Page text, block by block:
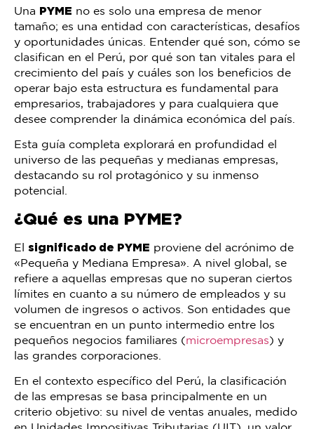
Una PYME no es solo una empresa de menor
tamaño; es una entidad con características, desafíos
y oportunidades únicas. Entender qué son, cómo se
clasifican en el Perú, por qué son tan vitales para el
crecimiento del país y cuáles son los beneficios de
operar bajo esta estructura es fundamental para
empresarios, trabajadores y para cualquiera que
desee comprender la dinámica económica del país.
Esta guía completa explorará en profundidad el
universo de las pequeñas y medianas empresas,
destacando su rol protagónico y su inmenso
potencial.
¿Qué es una PYME?
El significado de PYME proviene del acrónimo de
«Pequeña y Mediana Empresa». A nivel global, se
refiere a aquellas empresas que no superan ciertos
límites en cuanto a su número de empleados y su
volumen de ingresos o activos. Son entidades que
se encuentran en un punto intermedio entre los
pequeños negocios familiares (microempresas) y
las grandes corporaciones.
En el contexto específico del Perú, la clasificación
de las empresas se basa principalmente en un
criterio objetivo: su nivel de ventas anuales, medido